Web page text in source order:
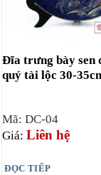
Đĩa trưng bày sen
quý tài lộc 30-
Mã: DC-04
Giá:Liên hệ
ĐỌC TIẾP